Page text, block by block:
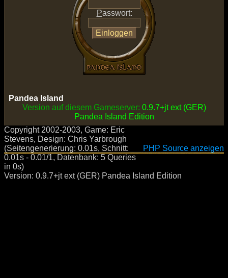
Passwort:
Pandea Island
Version auf diesem Gameserver: 0.9.7+jt ext (GER)
Pandea Island Edition
Copyright 2002-2003, Game: Eric
Stevens, Design: Chris Yarbrough
(Seitengenerierung: 0.01s, Schnitt:
0.01s - 0.01/1, Datenbank: 5 Queries
in 0s)
PHP Source anzeigen
Version: 0.9.7+jt ext (GER) Pandea Island Edition